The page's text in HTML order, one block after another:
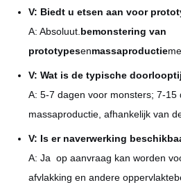
V: Biedt u etsen aan voor
A: Absoluut.bemonstering van
prototypesenmassaproductie
V: Wat is de typische
A: 5-7 dagen voor monsters; 7-15
massaproductie, afhankelijk van
V: Is er naverwerking
A: Ja ️ op aanvraag kan worden
afvlakking en andere